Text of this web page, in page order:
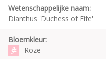
Wetenschappelijke naam:
Dianthus 'Duchess of Fife'
Bloemkleur:
Roze